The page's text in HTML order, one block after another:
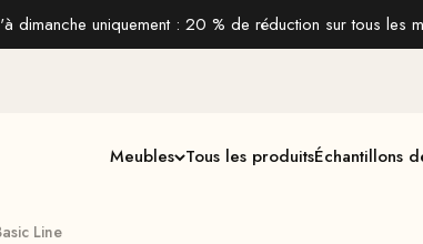
dimanche uniquement : 20 % de réduction sur tous les
Meubles Tous les produitsÉchantillons
Line